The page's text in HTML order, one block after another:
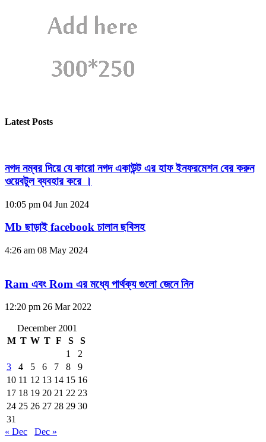
Latest Posts
নগদ নম্বর দিয়ে যে কারো নগদ একাউন্ট এর হাফ ইনফরমেশন বের করুন
ওয়েবটুল ব্যবহার করে ।
10:05 pm 04 Jun 2024
Mb ছাড়াই facebook চালান ছবিসহ
4:26 am 08 May 2024
Ram এবং Rom এর মধ্যে পার্থক্য গুলো জেনে নিন
12:20 pm 26 Mar 2022
December 2001
M T W T F S
S
1
2
3
4 5 6 7 8
9
10 11 12 13 14 15 16
17 18 19 20 21 22 23
24 25 26 27 28 29 30
31
« Dec
Dec »